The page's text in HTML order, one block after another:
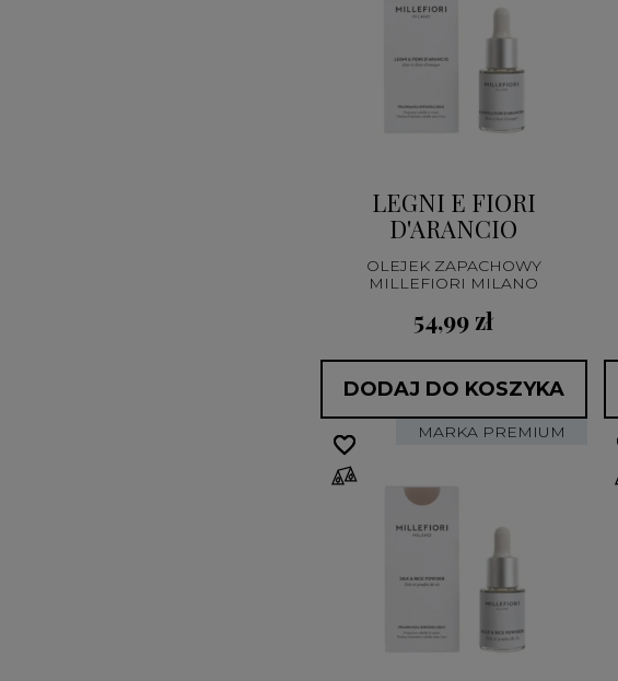
LEGNI E FIORI
D'ARANCIO
OLEJEK ZAPACHOWY
MILLEFIORI MILANO
54,99 zł
DODAJ DO KOSZYKA
MARKA PREMIUM
favorite_border
favorite_border